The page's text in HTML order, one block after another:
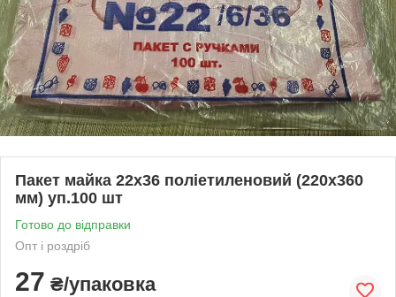
Пакет майка 22х36 поліетиленовий (220х360
мм) уп.100 шт
Готово до відправки
Опт і роздріб
27 ₴/упаковка